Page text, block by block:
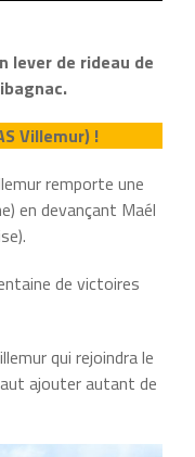
lever de rideau de
Villemur) !
remporte une
en devançant Maél
de victoires
qui rejoindra le
ajouter autant de